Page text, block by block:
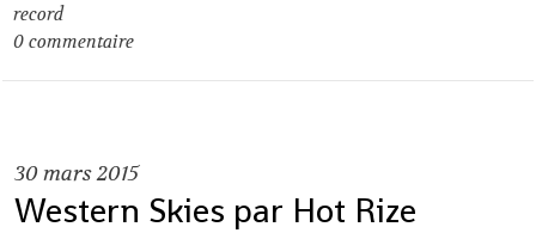
record
0 commentaire
30mars 2015
Western Skies par Hot Rize